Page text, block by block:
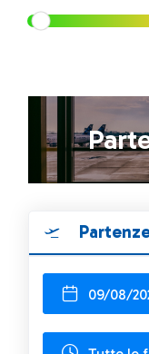
09/08/